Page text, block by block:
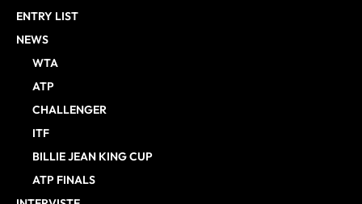
ENTRY LIST
NEWS
WTA
ATP
CHALLENGER
ITF
BILLIE JEAN KING CUP
ATP FINALS